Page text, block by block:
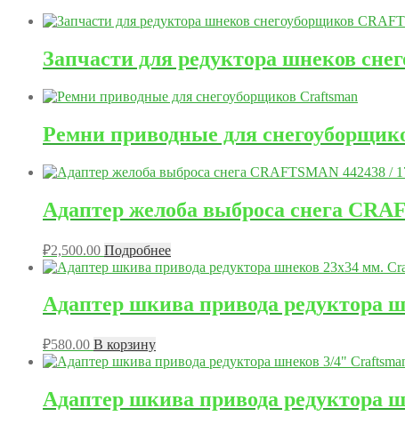
Запчасти для редуктора шнеков
Ремни приводные для
Адаптер желоба выброса снега
₽2,500.00 Подробнее
Адаптер шкива привода редуктора
₽580.00 В корзину
Адаптер шкива привода редуктора